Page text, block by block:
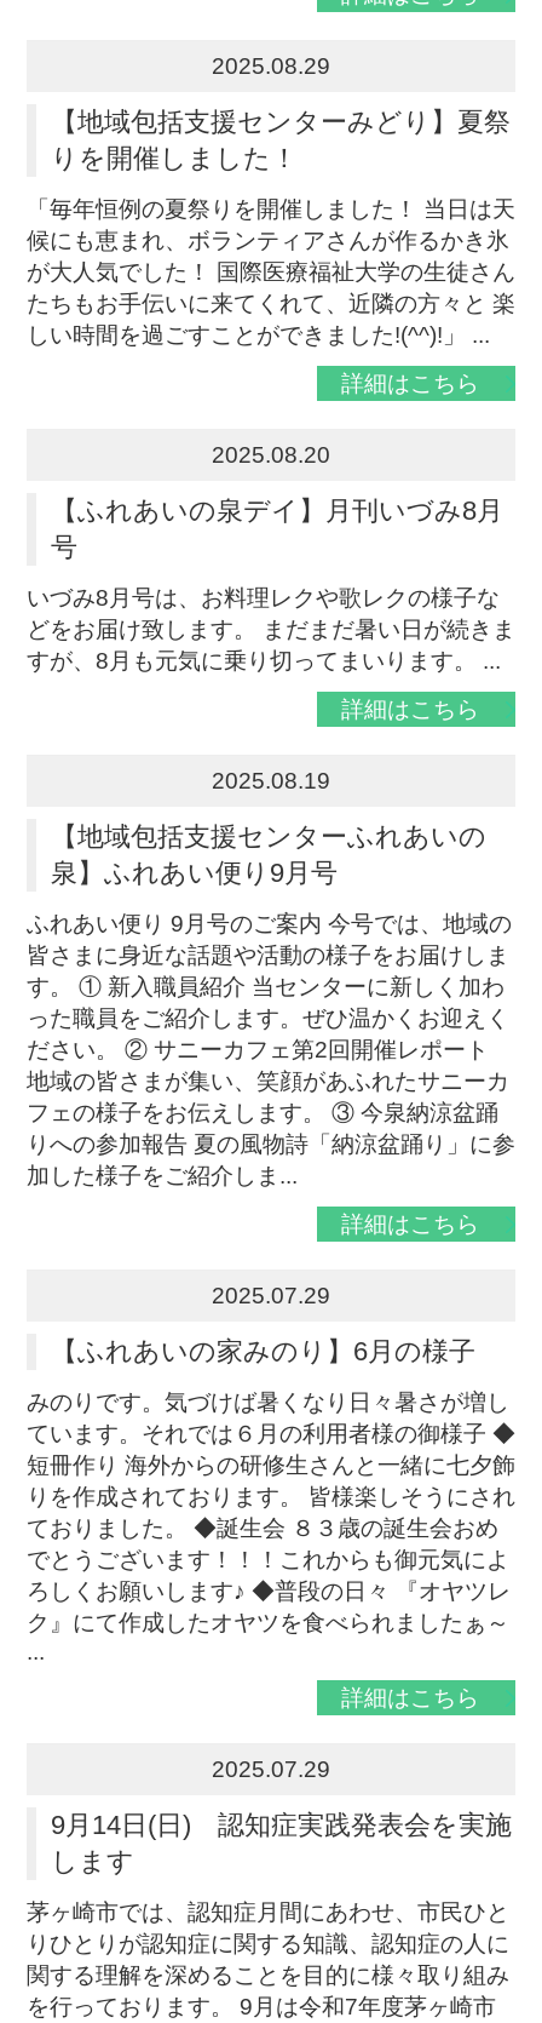
2025.08.29
【地域包括支援センターみどり】夏祭
りを開催しました！
「毎年恒例の夏祭りを開催しました！ 当日は天
候にも恵まれ、ボランティアさんが作るかき氷
が大人気でした！ 国際医療福祉大学の生徒さん
たちもお手伝いに来てくれて、近隣の方々と 楽
しい時間を過ごすことができました!(^^)!」 ...
詳細はこちら
2025.08.20
【ふれあいの泉デイ】月刊いづみ8月
号
いづみ8月号は、お料理レクや歌レクの様子な
どをお届け致します。 まだまだ暑い日が続きま
すが、8月も元気に乗り切ってまいります。 ...
詳細はこちら
2025.08.19
【地域包括支援センターふれあいの
泉】ふれあい便り9月号
ふれあい便り 9月号のご案内 今号では、地域の
皆さまに身近な話題や活動の様子をお届けしま
す。 ① 新入職員紹介 当センターに新しく加わ
った職員をご紹介します。ぜひ温かくお迎えく
ださい。 ② サニーカフェ第2回開催レポート
地域の皆さまが集い、笑顔があふれたサニーカ
フェの様子をお伝えします。 ③ 今泉納涼盆踊
りへの参加報告 夏の風物詩「納涼盆踊り」に参
加した様子をご紹介しま...
詳細はこちら
2025.07.29
【ふれあいの家みのり】6月の様子
みのりです。気づけば暑くなり日々暑さが増し
ています。それでは６月の利用者様の御様子 ◆
短冊作り 海外からの研修生さんと一緒に七夕飾
りを作成されております。 皆様楽しそうにされ
ておりました。 ◆誕生会 ８３歳の誕生会おめ
でとうございます！！！これからも御元気によ
ろしくお願いします♪ ◆普段の日々 『オヤツレ
ク』にて作成したオヤツを食べられましたぁ～
...
詳細はこちら
2025.07.29
9月14日(日) 認知症実践発表会を実施
します
茅ヶ崎市では、認知症月間にあわせ、市民ひと
りひとりが認知症に関する知識、認知症の人に
関する理解を深めることを目的に様々取り組み
を行っております。 9月は令和7年度茅ヶ崎市